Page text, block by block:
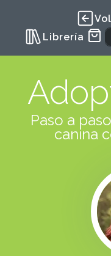
Librería
Paso a
canina